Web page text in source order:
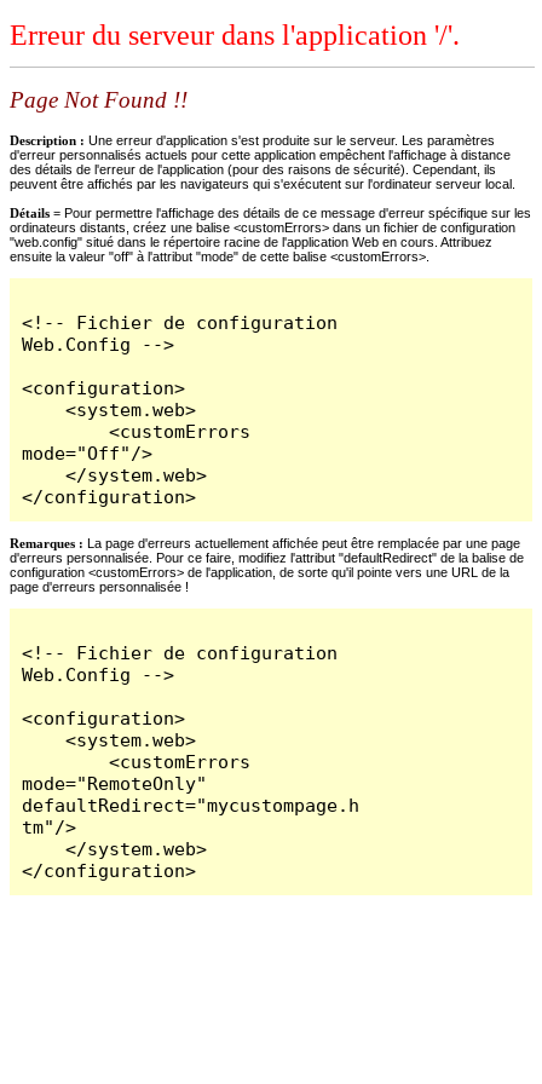
Erreur du serveur dans l'application '/'.
Page Not Found !!
Description : Une erreur d'application s'est produite sur le serveur. Les paramètres
d'erreur personnalisés actuels pour cette application empêchent l'affichage à distance
des détails de l'erreur de l'application (pour des raisons de sécurité). Cependant, ils
peuvent être affichés par les navigateurs qui s'exécutent sur l'ordinateur serveur local.
Détails = Pour permettre l'affichage des détails de ce message d'erreur spécifique sur les
ordinateurs distants, créez une balise <customErrors> dans un fichier de configuration
"web.config" situé dans le répertoire racine de l'application Web en cours. Attribuez
ensuite la valeur "off" à l'attribut "mode" de cette balise <customErrors>.
<!-- Fichier de configuration
Web.Config -->
<configuration>
    <system.web>
        <customErrors
mode="Off"/>
    </system.web>
</configuration>
Remarques : La page d'erreurs actuellement affichée peut être remplacée par une page
d'erreurs personnalisée. Pour ce faire, modifiez l'attribut "defaultRedirect" de la balise de
configuration <customErrors> de l'application, de sorte qu'il pointe vers une URL de la
page d'erreurs personnalisée !
<!-- Fichier de configuration
Web.Config -->
<configuration>
    <system.web>
        <customErrors
mode="RemoteOnly"
defaultRedirect="mycustompage.h
tm"/>
    </system.web>
</configuration>